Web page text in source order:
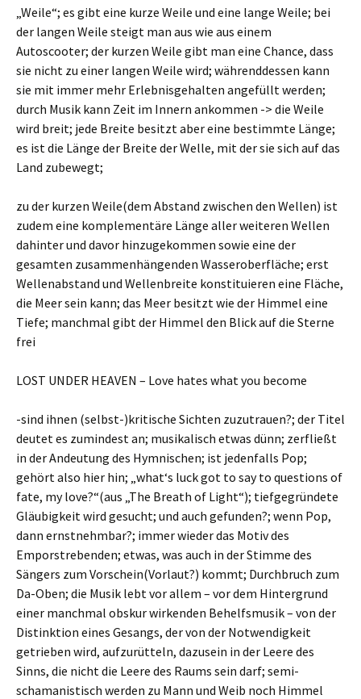
„Weile“; es gibt eine kurze Weile und eine lange Weile; bei
der langen Weile steigt man aus wie aus einem
Autoscooter; der kurzen Weile gibt man eine Chance, dass
sie nicht zu einer langen Weile wird; währenddessen kann
sie mit immer mehr Erlebnisgehalten angefüllt werden;
durch Musik kann Zeit im Innern ankommen -> die Weile
wird breit; jede Breite besitzt aber eine bestimmte Länge;
es ist die Länge der Breite der Welle, mit der sie sich auf das
Land zubewegt;
zu der kurzen Weile(dem Abstand zwischen den Wellen) ist
zudem eine komplementäre Länge aller weiteren Wellen
dahinter und davor hinzugekommen sowie eine der
gesamten zusammenhängenden Wasseroberfläche; erst
Wellenabstand und Wellenbreite konstituieren eine Fläche,
die Meer sein kann; das Meer besitzt wie der Himmel eine
Tiefe; manchmal gibt der Himmel den Blick auf die Sterne
frei
LOST UNDER HEAVEN – Love hates what you become
-sind ihnen (selbst-)kritische Sichten zuzutrauen?; der Titel
deutet es zumindest an; musikalisch etwas dünn; zerfließt
in der Andeutung des Hymnischen; ist jedenfalls Pop;
gehört also hier hin; „what‘s luck got to say to questions of
fate, my love?“(aus „The Breath of Light“); tiefgegründete
Gläubigkeit wird gesucht; und auch gefunden?; wenn Pop,
dann ernstnehmbar?; immer wieder das Motiv des
Emporstrebenden; etwas, was auch in der Stimme des
Sängers zum Vorschein(Vorlaut?) kommt; Durchbruch zum
Da-Oben; die Musik lebt vor allem – vor dem Hintergrund
einer manchmal obskur wirkenden Behelfsmusik – von der
Distinktion eines Gesangs, der von der Notwendigkeit
getrieben wird, aufzurütteln, dazusein in der Leere des
Sinns, die nicht die Leere des Raums sein darf; semi-
schamanistisch werden zu Mann und Weib noch Himmel